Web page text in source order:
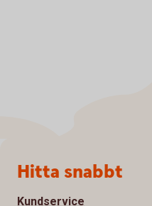
Sidfot
Hitta snabbt
Kundservice